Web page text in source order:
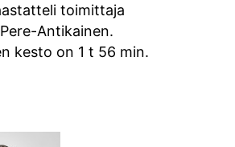
toimittaja
Antikainen.
kesto on 1 t 56 min.